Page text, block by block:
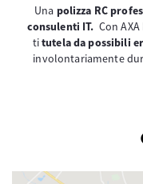
Una polizza RC
consulenti IT. Con
titutela da possibili
involontariamente